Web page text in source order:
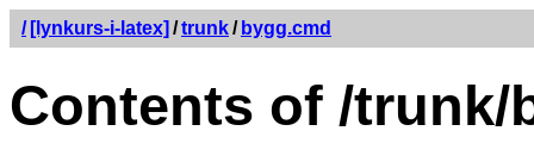
/ [lynkurs-i-latex] /trunk/ bygg.cmd
Contents of /trunk/